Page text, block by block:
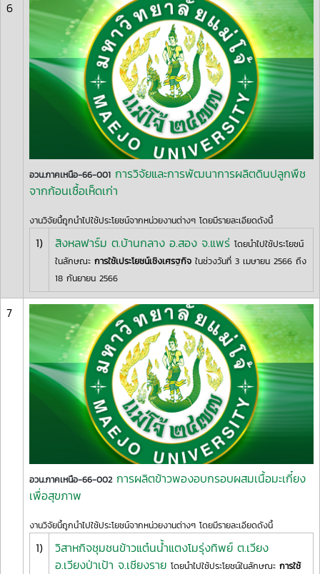
6
อวน.ภาคเหนือ-66-001 การวิจัยและการพัฒนาการผลิตดินปลูกพืช
จากก้อนเชื้อเห็ดเก่า
งานวิจัยนี้ถูกนำไปใช้ประโยชน์จากหน่วยงานต่างๆ โดยมีรายละเอียดดังนี้
1) สิงหลฟาร์ม ต.บ้านกลาง อ.สอง จ.แพร่ โดยนำไปใช้ประโยชน์
ในลักษณะ การใช้เประโยชน์เชิงเศรฐกิจ ในช่วงวันที่ 3 เมษายน 2566 ถึง
18 กันยายน 2566
7
อวน.ภาคเหนือ-66-002 การผลิตข้าวพองอบกรอบผสมเนื้อมะเกี๋ยง
เพื่อสุขภาพ
งานวิจัยนี้ถูกนำไปใช้ประโยชน์จากหน่วยงานต่างๆ โดยมีรายละเอียดดังนี้
1)
วิสาหกิจชุมชนข้าวแต๋นน้ำแตงโมรุ่งทิพย์ ต.เวียง
อ.เวียงป่าเป้า จ.เชียงราย โดยนำไปใช้ประโยชน์ในลักษณะ การใช้